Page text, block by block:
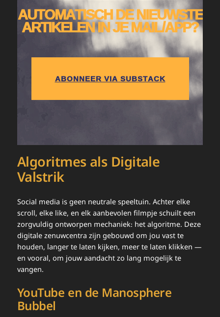
AUTOMATISCH DE NIEUWSTE
ARTIKELEN IN JE MAIL/APP?
ABONNEER VIA SUBSTACK
Algoritmes als Digitale
Valstrik
Social media is geen neutrale speeltuin. Achter elke
scroll, elke like, en elk aanbevolen filmpje schuilt een
zorgvuldig ontworpen mechaniek: het algoritme. Deze
digitale zenuwcentra zijn gebouwd om jou vast te
houden, langer te laten kijken, meer te laten klikken —
en vooral, om jouw aandacht zo lang mogelijk te
vangen.
YouTube en de Manosphere
Bubbel